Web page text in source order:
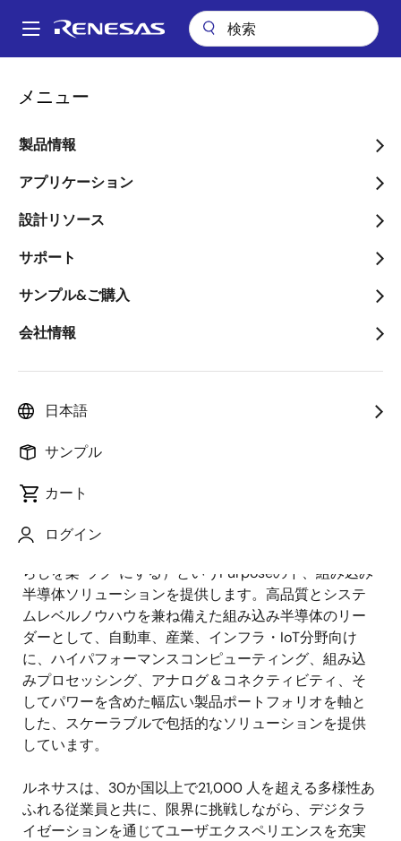
ン
Main
メニュー
製品情報
アプリケーション
設計リソース
サポート
サンプル&ご購入
会社情報
日本語
サンプル
カート
ログイン
パ
ン
く
ず
To Make Our Lives Easier -
人々の暮らしを楽（ラク）
にする技術で、持続可能な
将来を築いていきます
らしを楽“ラク”にする）というPurposeの下、組み込み
半導体ソリューションを提供します。高品質とシステ
ムレベルノウハウを兼ね備えた組み込み半導体のリー
ダーとして、自動車、産業、インフラ・IoT分野向け
に、ハイパフォーマンスコンピューティング、組み込
みプロセッシング、アナログ＆コネクティビティ、そ
してパワーを含めた幅広い製品ポートフォリオを軸と
した、スケーラブルで包括的なソリューションを提供
しています。
ルネサスは、30か国以上で21,000 人を超える多様性あ
ふれる従業員と共に、限界に挑戦しながら、デジタラ
イゼーションを通じてユーザエクスペリエンスを充実